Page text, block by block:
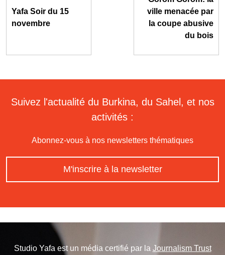
Yafa Soir du 15
novembre
ville menacée par
la coupe abusive
du bois
Suivez l'actualité du Burkina, du Sahel, et nos
activités :
Abonnez-vous à nos newsletters thématiques
M'inscrire à la newsletter
Studio Yafa est un média certifié par la Journalism Trust